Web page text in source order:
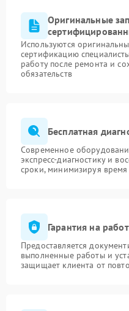
Оригинальные
Используются
сертификацию
работу после ремонта и
обязательств
Бесплатная
Современное
экспресс-диагностику и
сроки, минимизируя время
Гарантия на
Предоставляется
выполненные работы и
защищает клиента от